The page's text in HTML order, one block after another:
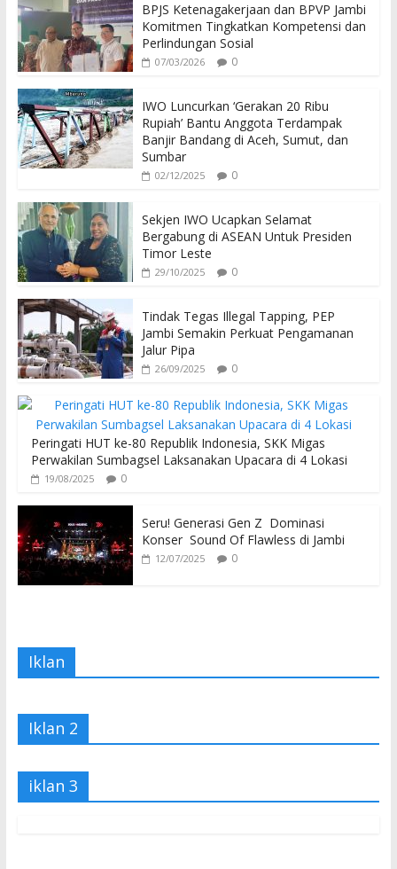
BPJS Ketenagakerjaan dan BPVP Jambi
Komitmen Tingkatkan Kompetensi dan
Perlindungan Sosial
07/03/2026 0
IWO Luncurkan ‘Gerakan 20 Ribu
Rupiah’ Bantu Anggota Terdampak
Banjir Bandang di Aceh, Sumut, dan
Sumbar
02/12/2025 0
Sekjen IWO Ucapkan Selamat
Bergabung di ASEAN Untuk Presiden
Timor Leste
29/10/2025 0
Tindak Tegas Illegal Tapping, PEP
Jambi Semakin Perkuat Pengamanan
Jalur Pipa
26/09/2025 0
Peringati HUT ke-80 Republik Indonesia, SKK Migas
Perwakilan Sumbagsel Laksanakan Upacara di 4 Lokasi
19/08/2025 0
Seru! Generasi Gen Z Dominasi
Konser Sound Of Flawless di Jambi
12/07/2025 0
Iklan
Iklan 2
iklan 3